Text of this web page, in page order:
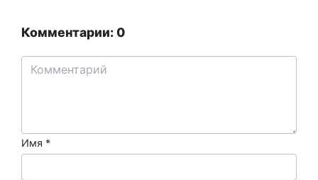
Комментарии: 0
Имя *